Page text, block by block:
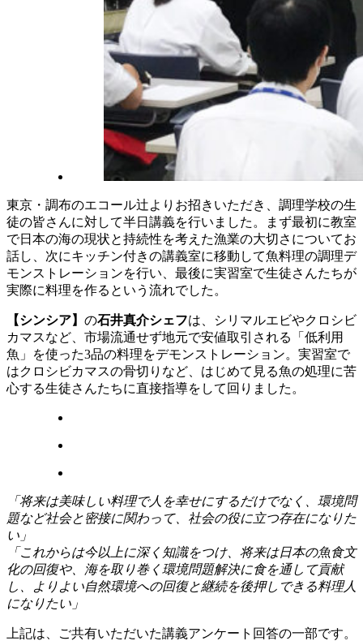
東京・調布のエコール辻よりお招きいただき、調理学校の生
徒の皆さんに対して半日講義を行いました。まず最初に教室
で日本の海の現状と持続性を考えた漁業の大切さについてお
話し、次にキッチン付きの講義室に移動して魚料理の調理デ
モンストレーションを行い、最後に実習室で生徒さんたちが
実際に料理を作るという流れでした。
【シンシア】 の石井真介シェフは、シリマルエビやクロシビ
カマスなど、市場流通せず地元で安値取引される「低利用
魚」を使った3品の料理をデモンストレーション。実習室で
はクロシビカマスの骨切りなど、はじめて見る魚の処理に苦
心する生徒さんたちに直接指導をして回りました。
「将来は美味しい料理で人を幸せにするだけでなく、環境問
題など社会と密接に関わって、社会の役に立つ存在になりた
い」
「これからは今以上に深く知識をつけ、将来は日本の魚食文
化の回復や、海を取り巻く環境問題解決に食を通して貢献
し、よりよい自然環境への回復と継続を後押しできる料理人
になりたい」
上記は、ご共有いただいた講義アンケート回答の一部です。